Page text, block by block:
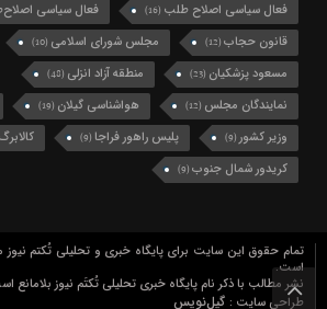
فعال سیاسی اصلاح طلب (16) فعال سیاسی
قانون حجاب(12) مجلس شورای اسلامی (10)
مسعود پزشکیان (23) منطقه آزاد انزلی (48)
نمایندگان مجلس (12) هواشناسی گیلان (19)
وزیر کشور(9) پلیس راهور فراجا (9)
کریدور شمال جنوب(9)
تمام حقوق این سایت برای پایگاه خبری و تحلیلی تُکتم
است.
نشر مطالب با ذکر نام پایگاه خبری تحلیلی تُکتَم نیوز بلامانع
طراحی سایت : گیل‌نویس